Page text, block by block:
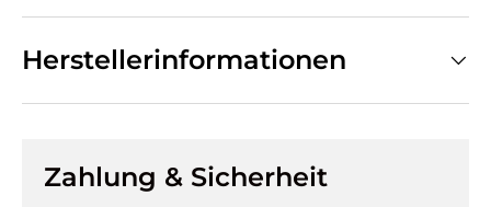
Herstellerinformationen
Zahlung & Sicherheit